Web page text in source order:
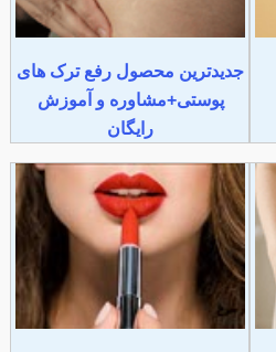
جدیدترین محصول رفع ترک های
پوستی+مشاوره و آموزش
رایگان